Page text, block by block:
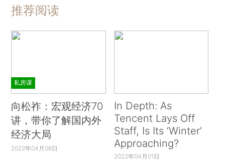
推荐阅读
私房课
向松祚：宏观经济70
讲，带你了解国内外
经济大局
2022年04月06日
In Depth: As
Tencent Lays Off
Staff, Is Its ‘Winter’
Approaching?
2022年04月01日